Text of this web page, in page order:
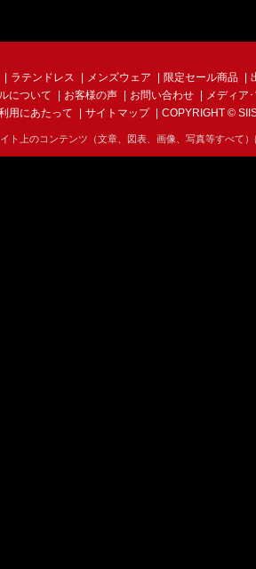
ラテンドレス メンズウェア 限定セール商品
について
お客様の声 お問い合わせ
メディア
用にあたって
サイトマップ COPYRIGHT ©
ト上のコンテンツ（文章、図表、画像、写真等すべて